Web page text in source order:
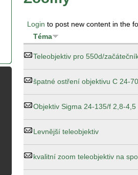
Login to post new content in the
Téma
Teleobjektiv pro 550d/
špatné ostření objektivu C 24-70
Objektiv Sigma 24-135/f 2,8-4,5
Levnější teleobjektiv
kvalitní zoom teleobjektiv na